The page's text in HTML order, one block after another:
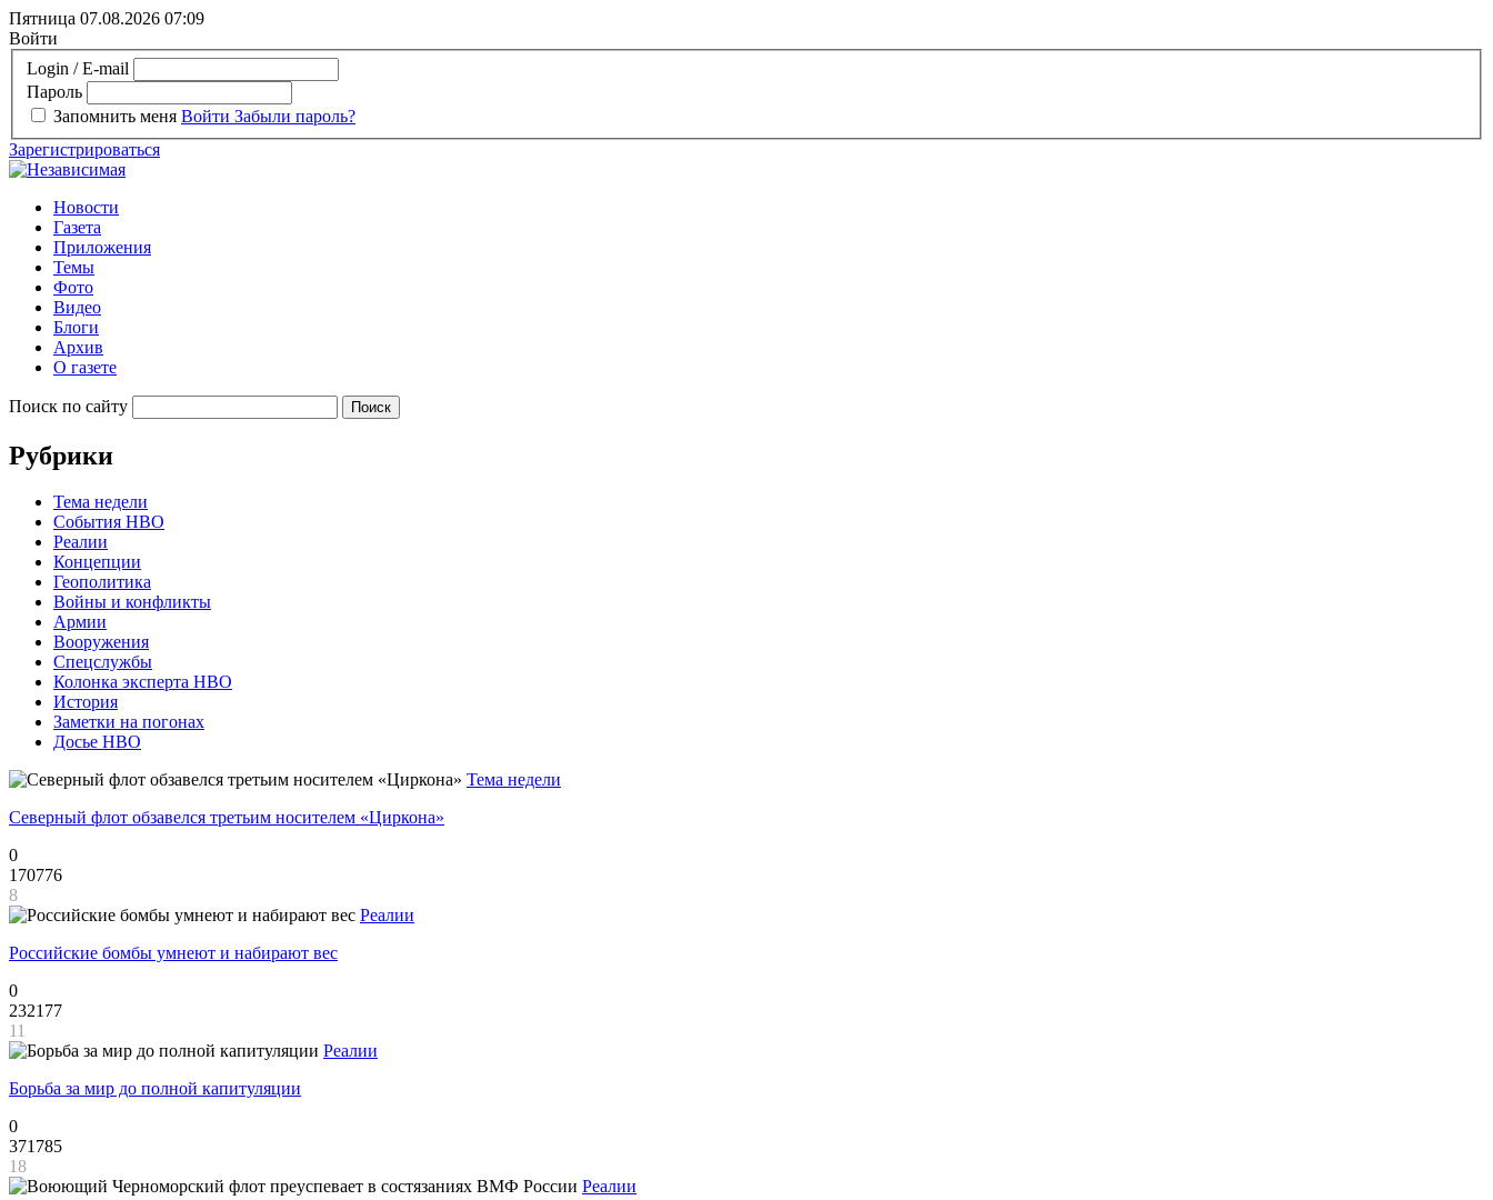
Пятница 07.08.2026 07:09
Войти
Login / E-mail
Пароль
Запомнить меня Войти Забыли пароль?
Зарегистрироваться
Новости
Газета
Приложения
Темы
Фото
Видео
Блоги
Архив
О газете
Поиск по сайту
Рубрики
Тема недели
События НВО
Реалии
Концепции
Геополитика
Войны и конфликты
Армии
Вооружения
Спецслужбы
Колонка эксперта НВО
История
Заметки на погонах
Досье НВО
Тема недели
Северный флот обзавелся третьим носителем «Циркона»
0
170776
8
Реалии
Российские бомбы умнеют и набирают вес
0
232177
11
Реалии
Борьба за мир до полной капитуляции
0
371785
18
Реалии